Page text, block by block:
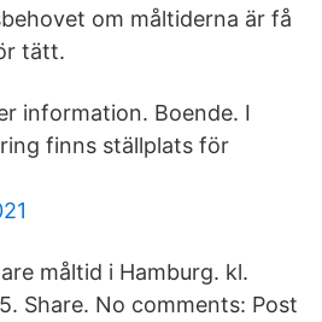
om måltiderna är få
tätt.
information. Boende. I
finns ställplats för
måltid i Hamburg. kl.
Share. No comments: Post